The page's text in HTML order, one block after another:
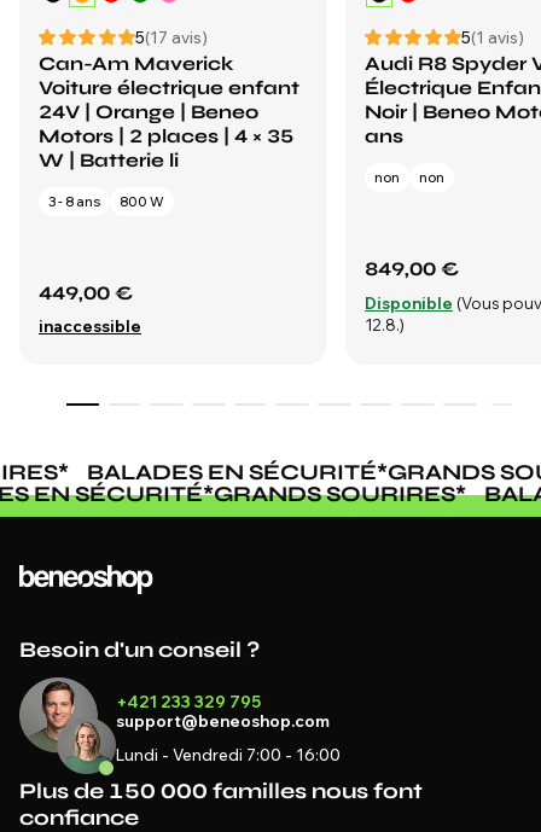
5(17 avis)
Can-Am Maverick
Voiture électrique enfant
24V | Orange | Beneo
Motors | 2 places | 4 × 35
W | Batterie li
3 - 8 ans 800 W
449,00 €
inaccessible
5(1 avis)
Audi R8 Spyder
Électrique
Noir | Beneo
ans
non non
849,00 €
Disponible (Vous
12.8.)
* BALADES EN SÉCURITÉ*GRANDS
EN SÉCURITÉ*GRANDS SOURIRES*
Besoin d'un conseil ?
+421 233 329 795
support@beneoshop.com
Lundi - Vendredi 7:00 - 16:00
Plus de 150 000 familles nous font
confiance